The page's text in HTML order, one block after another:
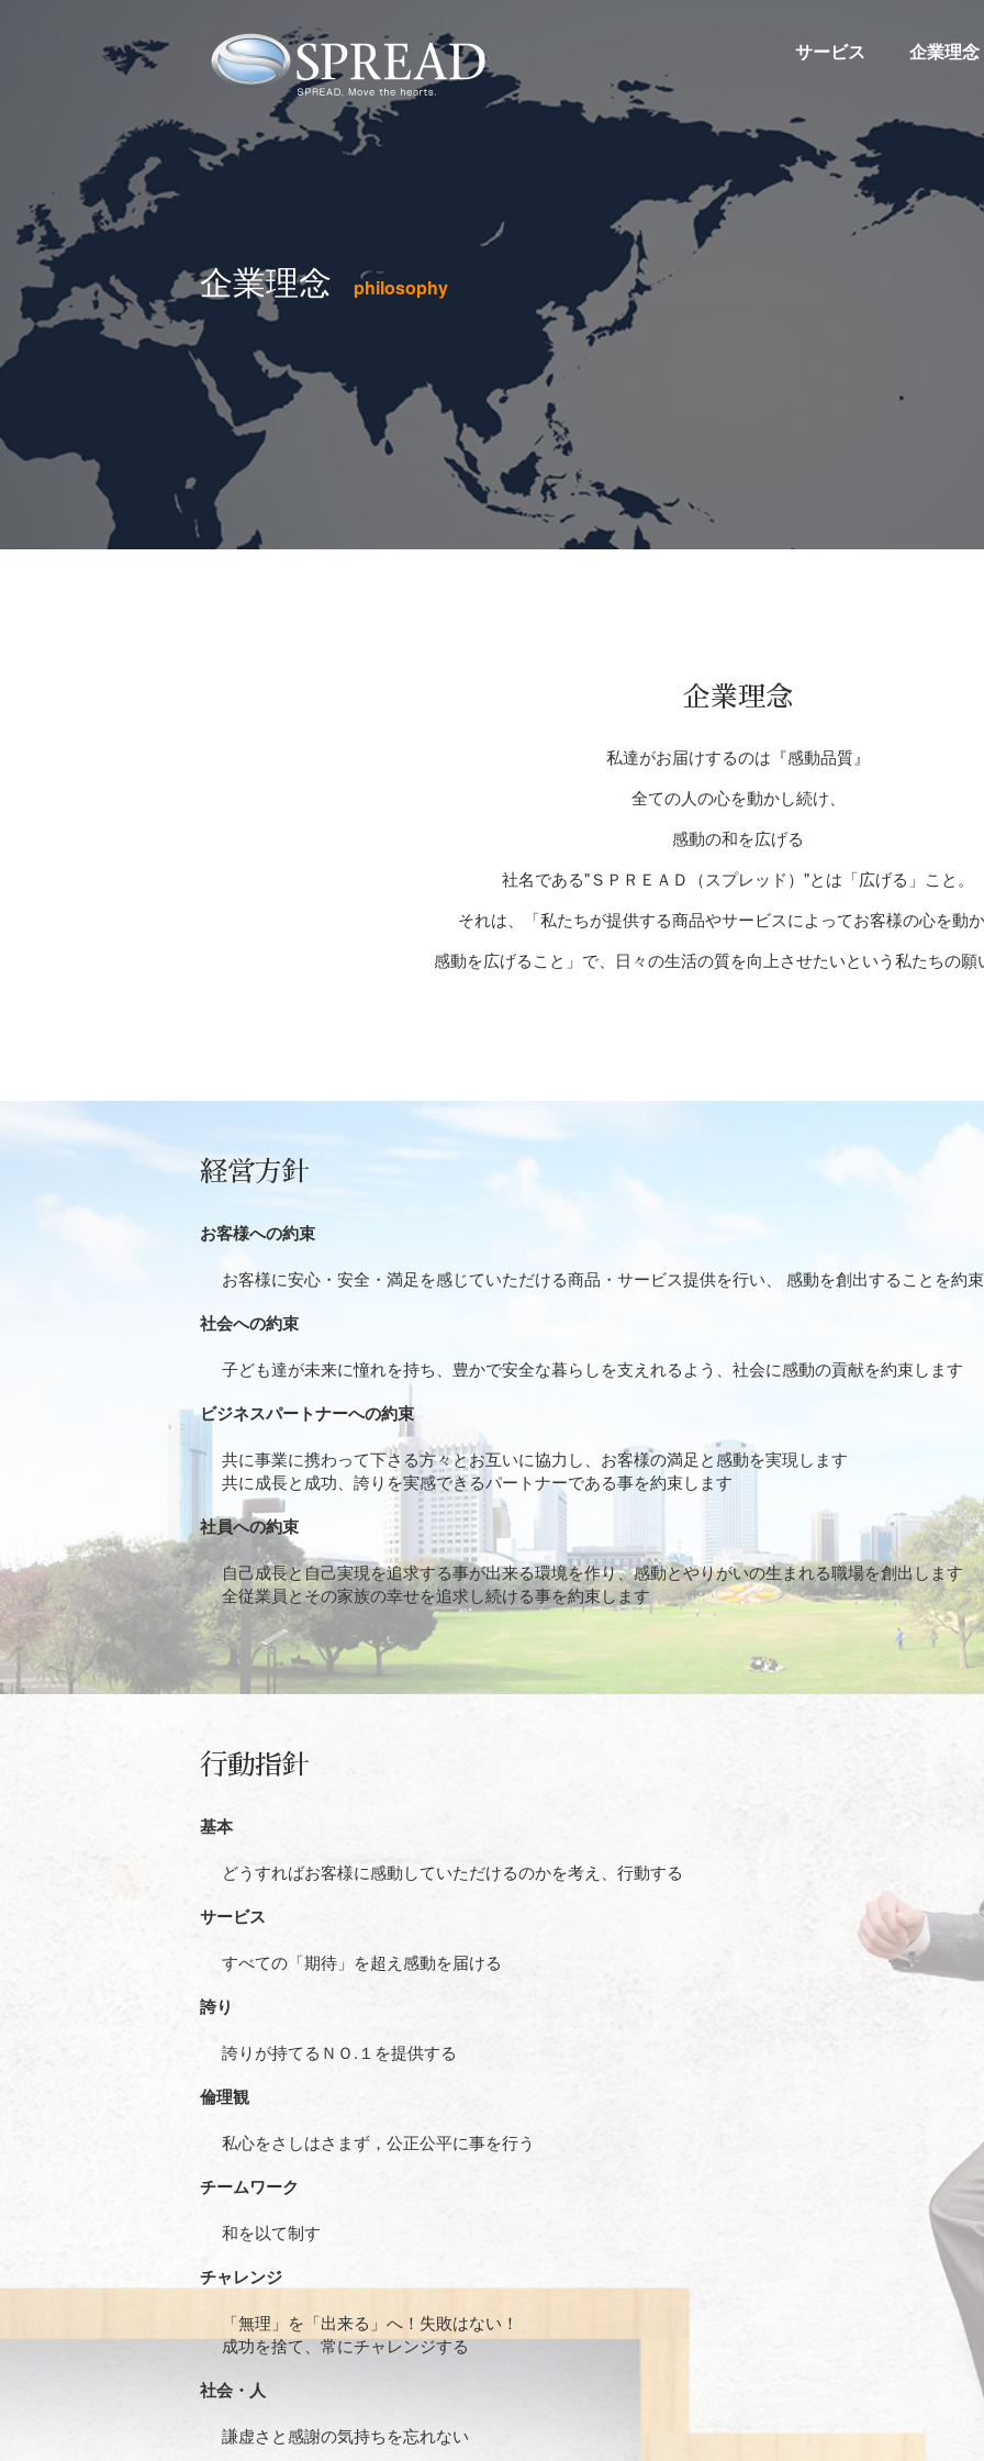
サービス 企業理念
企業理念 philosophy
企業理念
私達がお届けするのは『感動品質』
全ての人の心を動かし続け、
感動の和を広げる
社名である"ＳＰＲＥＡＤ（スプレッド）"とは「広げる」こと。
それは、「私たちが提供する商品やサービスによってお客様の心を動
感動を広げること」で、日々の生活の質を向上させたいという私たちの願
経営方針
お客様への約束
お客様に安心・安全・満足を感じていただける商品・サービス提供を行い、 感動を創出することを約
社会への約束
子ども達が未来に憧れを持ち、豊かで安全な暮らしを支えれるよう、社会に感動の貢献を約束します
ビジネスパートナーへの約束
共に事業に携わって下さる方々とお互いに協力し、お客様の満足と感動を実現します
共に成長と成功、誇りを実感できるパートナーである事を約束します
社員への約束
自己成長と自己実現を追求する事が出来る環境を作り、感動とやりがいの生まれる職場を創出します
全従業員とその家族の幸せを追求し続ける事を約束します
行動指針
基本
どうすればお客様に感動していただけるのかを考え、行動する
サービス
すべての「期待」を超え感動を届ける
誇り
誇りが持てるＮＯ.１を提供する
倫理観
私心をさしはさまず，公正公平に事を行う
チームワーク
和を以て制す
チャレンジ
「無理」を「出来る」へ！失敗はない！
成功を捨て、常にチャレンジする
社会・人
謙虚さと感謝の気持ちを忘れない